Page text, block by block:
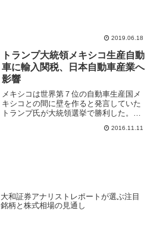
2019.06.18
トランプ大統領メキシコ生産自動
車に輸入関税、日本自動車産業へ
影響
メキシコは世界第７位の自動車生産国メ
キシコとの間に壁を作ると発言していた
トランプ氏が大統領選挙で勝利した。ド
日本の輸出企業にデメリットと考えられ
2016.11.11
大和証券アナリストレポートが選ぶ注目
銘柄と株式相場の見通し